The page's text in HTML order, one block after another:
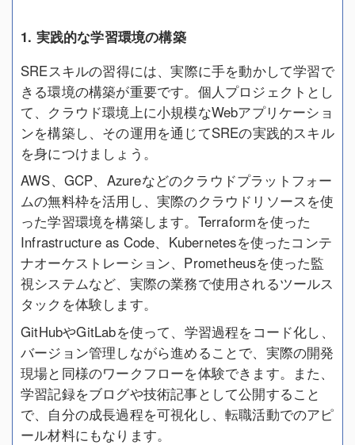
1. 実践的な学習環境の構築
SREスキルの習得には、実際に手を動かして学習で
きる環境の構築が重要です。個人プロジェクトとし
て、クラウド環境上に小規模なWebアプリケーショ
ンを構築し、その運用を通じてSREの実践的スキル
を身につけましょう。
AWS、GCP、Azureなどのクラウドプラットフォー
ムの無料枠を活用し、実際のクラウドリソースを使
った学習環境を構築します。Terraformを使った
Infrastructure as Code、Kubernetesを使ったコンテ
ナオーケストレーション、Prometheusを使った監
視システムなど、実際の業務で使用されるツールス
タックを体験します。
GitHubやGitLabを使って、学習過程をコード化し、
バージョン管理しながら進めることで、実際の開発
現場と同様のワークフローを体験できます。また、
学習記録をブログや技術記事として公開すること
で、自分の成長過程を可視化し、転職活動でのアピ
ール材料にもなります。